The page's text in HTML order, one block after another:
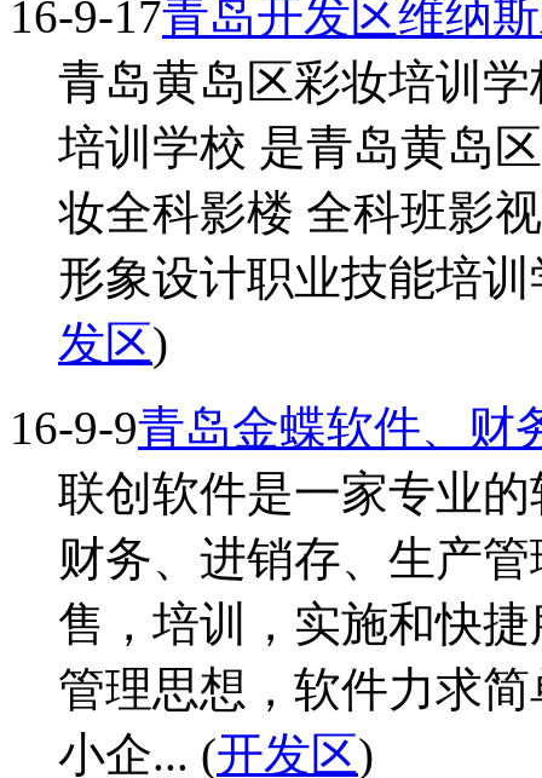
16-9-17青岛开发区维纳
青岛黄岛区彩妆培训
培训学校 是青岛黄岛
妆全科影楼 全科班影
形象设计职业技能培
发区)
16-9-9青岛金蝶软件、财
联创软件是一家专业
财务、进销存、生产
售，培训，实施和快
管理思想，软件力求
小企... (开发区)